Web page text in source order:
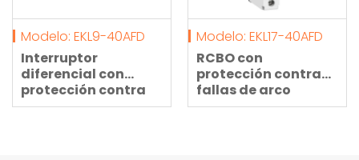
Modelo: EKL9-40AFD
Interruptor
diferencial con
protección contra
sobrecorriente
Modelo: EKL17-40AFD
RCBO con
protección contra
fallas de arco